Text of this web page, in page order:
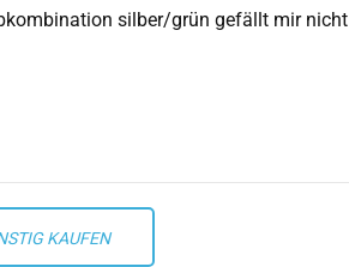
silber/grün gefällt mir nicht
KAUFEN